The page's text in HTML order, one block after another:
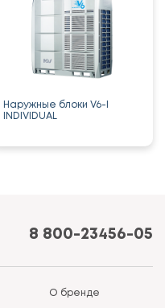
Наружные блоки V6-I
INDIVIDUAL
8 800-23456-05
О бренде